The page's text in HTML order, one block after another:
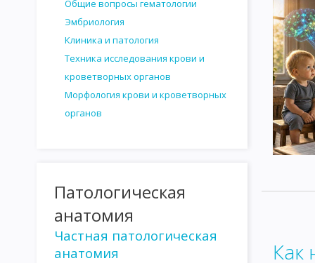
АНТИГЕНЫ МИКРООРГАНИЗМОВ АНТИГЕНЫ ЖИВОТНЫХ
ТЕОРИИ ИММУНИТЕТА ИСПОЛЬЗОВАНИЕ
РЕАКЦИЯ ГЕМАГГЛЮТИНАЦИИ РЕАКЦИЯ ПРЕЦИПИТАЦИИ
РЕАКЦИЯ НЕЙТРАЛИЗАЦИИ ВАКЦИНЫ И СЫВОРОТКИ.
АНАФИЛАКСИЯ ПОВЫШЕННАЯ
МЕТОДЫ
ВОЗБУДИТЕЛЬ ДИФТЕРИИ ВОЗБУДИТЕЛЬ ЛИСТЕРИОЗА
Общие вопросы гематологии
Эмбриология
Клиника и патология
Техника исследования крови и
кроветворных органов
Морфология крови и кроветворных
органов
Патологическая
анатомия
Частная патологическая
анатомия
Как